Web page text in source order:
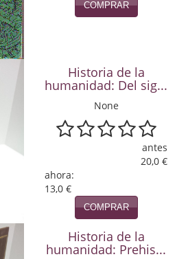
COMPRAR
Historia de la
humanidad: Del sig...
None
antes
20,0 €
ahora:
13,0 €
COMPRAR
Historia de la
humanidad: Prehis...